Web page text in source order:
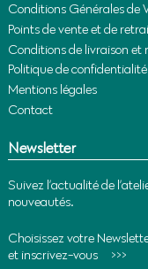
Conditions Générales de
Points de vente et de
Conditions de livraison et
Politique de confidentialité
Mentions légales
Contact
Newsletter
Suivez l’actualité de
nouveautés.
Choisissez votre
et inscrivez-vous >>>